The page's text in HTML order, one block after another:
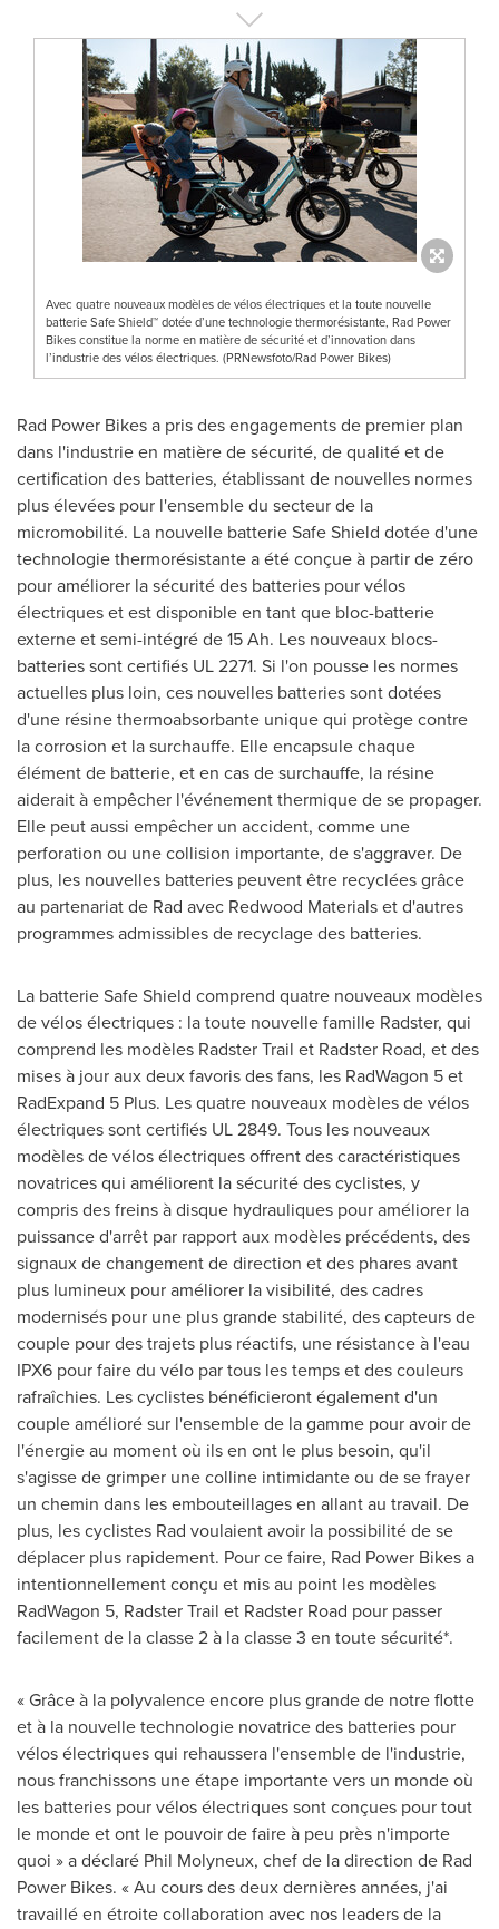
Avec quatre nouveaux modèles de vélos électriques et la toute nouvelle
batterie Safe Shield™ dotée d’une technologie thermorésistante, Rad Power
Bikes constitue la norme en matière de sécurité et d’innovation dans
l’industrie des vélos électriques. (PRNewsfoto/Rad Power Bikes)
Rad Power Bikes a pris des engagements de premier plan
dans l'industrie en matière de sécurité, de qualité et de
certification des batteries, établissant de nouvelles normes
plus élevées pour l'ensemble du secteur de la
micromobilité. La nouvelle batterie Safe Shield dotée d'une
technologie thermorésistante a été conçue à partir de zéro
pour améliorer la sécurité des batteries pour vélos
électriques et est disponible en tant que bloc-batterie
externe et semi-intégré de 15 Ah. Les nouveaux blocs-
batteries sont certifiés UL 2271. Si l'on pousse les normes
actuelles plus loin, ces nouvelles batteries sont dotées
d'une résine thermoabsorbante unique qui protège contre
la corrosion et la surchauffe. Elle encapsule chaque
élément de batterie, et en cas de surchauffe, la résine
aiderait à empêcher l'événement thermique de se propager.
Elle peut aussi empêcher un accident, comme une
perforation ou une collision importante, de s'aggraver. De
plus, les nouvelles batteries peuvent être recyclées grâce
au partenariat de Rad avec Redwood Materials et d'autres
programmes admissibles de recyclage des batteries.
La batterie Safe Shield comprend quatre nouveaux modèles
de vélos électriques : la toute nouvelle famille Radster, qui
comprend les modèles Radster Trail et Radster Road, et des
mises à jour aux deux favoris des fans, les RadWagon 5 et
RadExpand 5 Plus. Les quatre nouveaux modèles de vélos
électriques sont certifiés UL 2849. Tous les nouveaux
modèles de vélos électriques offrent des caractéristiques
novatrices qui améliorent la sécurité des cyclistes, y
compris des freins à disque hydrauliques pour améliorer la
puissance d'arrêt par rapport aux modèles précédents, des
signaux de changement de direction et des phares avant
plus lumineux pour améliorer la visibilité, des cadres
modernisés pour une plus grande stabilité, des capteurs de
couple pour des trajets plus réactifs, une résistance à l'eau
IPX6 pour faire du vélo par tous les temps et des couleurs
rafraîchies. Les cyclistes bénéficieront également d'un
couple amélioré sur l'ensemble de la gamme pour avoir de
l'énergie au moment où ils en ont le plus besoin, qu'il
s'agisse de grimper une colline intimidante ou de se frayer
un chemin dans les embouteillages en allant au travail. De
plus, les cyclistes Rad voulaient avoir la possibilité de se
déplacer plus rapidement. Pour ce faire, Rad Power Bikes a
intentionnellement conçu et mis au point les modèles
RadWagon 5, Radster Trail et Radster Road pour passer
facilement de la classe 2 à la classe 3 en toute sécurité*.
« Grâce à la polyvalence encore plus grande de notre flotte
et à la nouvelle technologie novatrice des batteries pour
vélos électriques qui rehaussera l'ensemble de l'industrie,
nous franchissons une étape importante vers un monde où
les batteries pour vélos électriques sont conçues pour tout
le monde et ont le pouvoir de faire à peu près n'importe
quoi » a déclaré Phil Molyneux, chef de la direction de Rad
Power Bikes. « Au cours des deux dernières années, j'ai
travaillé en étroite collaboration avec nos leaders de la